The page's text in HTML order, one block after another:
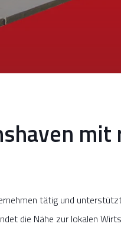
mit
tätig und
die Nähe zur lokalen